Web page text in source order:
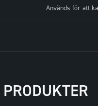
Används för att